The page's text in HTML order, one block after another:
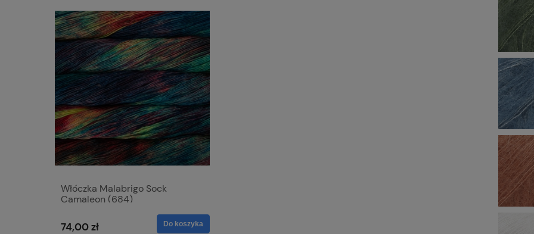
Włóczka Malabrigo Sock
Camaleon (684)
74,00 zł Do koszyka